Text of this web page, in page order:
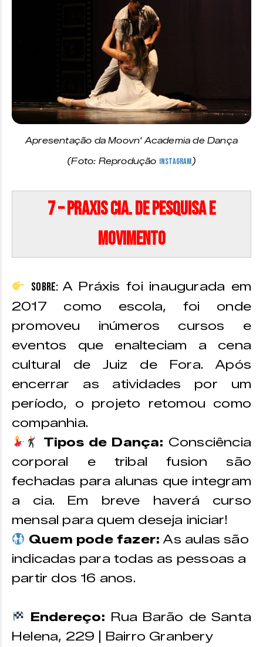
Apresentação da Moovn' Academia de Dança
(Foto: Reprodução Instagram)
7 – Praxis Cia. de Pesquisa e
Movimento
Sobre:A Práxis foi inaugurada em
2017 como escola, foi onde
promoveu inúmeros cursos e
eventos que enalteciam a cena
cultural de Juiz de Fora. Após
encerrar as atividades por um
período, o projeto retomou como
companhia.
Tipos de Dança: Consciência
corporal e tribal fusion são
fechadas para alunas que integram
a cia. Em breve haverá curso
mensal para quem deseja iniciar!
Quem pode fazer:As aulas são
indicadas para todas as pessoas a
partir dos 16 anos.
Endereço: Rua Barão de Santa
Helena, 229 | Bairro Granbery